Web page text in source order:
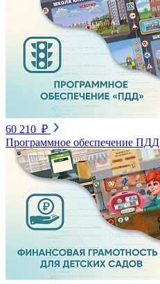
60 210 ₽
Программное обеспечение ПДД